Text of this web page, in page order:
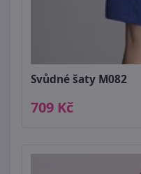
Svůdné šaty M082
709 Kč